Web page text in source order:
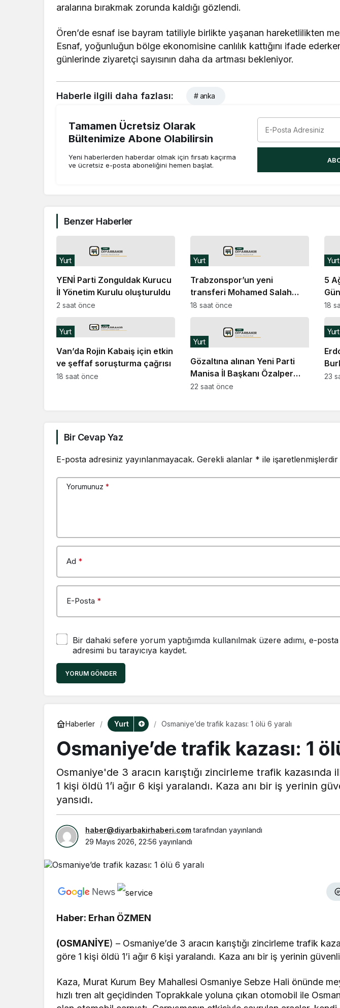
aralarına bırakmak zorunda kaldığı gözlendi.
Ören’de esnaf ise bayram tatiliyle birlikte yaşanan hareketlilikten
Esnaf, yoğunluğun bölge ekonomisine canlılık kattığını ifade
günlerinde ziyaretçi sayısının daha da artması bekleniyor.
Haberle ilgili daha fazlası: # anka
Tamamen Ücretsiz Olarak
Bültenimize Abone Olabilirsin
Yeni haberlerden haberdar olmak için fırsatı kaçırma
ve ücretsiz e-posta aboneliğini hemen başlat.
Benzer Haberler
YENİ Parti Zonguldak Kurucu
İl Yönetim Kurulu oluşturuldu
Yurt
2 saat önce
Trabzonspor’un yeni
transferi Mohamed Salah
Trabzon’a ulaştı
Yurt
18 saat önce
5
Yurt
18
Van’da Rojin Kabaiş için etkin
ve şeffaf soruşturma çağrısı
Yurt
18 saat önce
Gözaltına alınan Yeni Parti
Manisa İl Başkanı Özalper
Ankara’ya götürüldü
Yurt
22 saat önce
Yurt
23
Bir Cevap Yaz
E-posta adresiniz yayınlanmayacak. Gerekli alanlar * ile işaretlenmişlerdir
Yorumunuz *
Ad *
E-Posta *
Bir dahaki sefere yorum yaptığımda kullanılmak üzere adımı, e-
adresimi bu tarayıcıya kaydet.
YORUM GÖNDER
Haberler Yurt Osmaniye’de trafik kazası: 1 ölü 6 yaralı
Osmaniye’de trafik kazası: 1
Osmaniye'de 3 aracın karıştığı zincirleme trafik
1 kişi öldü 1’i ağır 6 kişi yaralandı. Kaza anı bir iş yerinin
yansıdı.
haber@diyarbakirhaberi.comtarafından yayınlandı
29 Mayıs 2026, 22:56 yayınlandı
Haber: Erhan ÖZMEN
(OSMANİYE) – Osmaniye’de 3 aracın karıştığı zincirleme trafik
göre 1 kişi öldü 1’i ağır 6 kişi yaralandı. Kaza anı bir iş yerinin
Kaza, Murat Kurum Bey Mahallesi Osmaniye Sebze Hali önünde
hızlı tren alt geçidinden Toprakkale yoluna çıkan otomobil ile